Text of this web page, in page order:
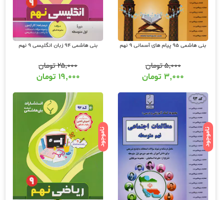
بنی هاشمی 95 پیام های آسمانی 9 نهم
۵,۰۰۰تومان
۳,۰۰۰ تومان
بنی هاشمی 94 زبان انگلیسی 9 نهم
۲۵,۰۰۰تومان
۱۹,۰۰۰ تومان
ناموجود ناموجود